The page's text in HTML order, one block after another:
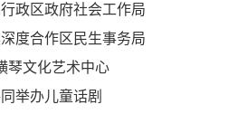
政区政府社会工作局
度合作区民生事务局
琴文化艺术中心
举办儿童话剧